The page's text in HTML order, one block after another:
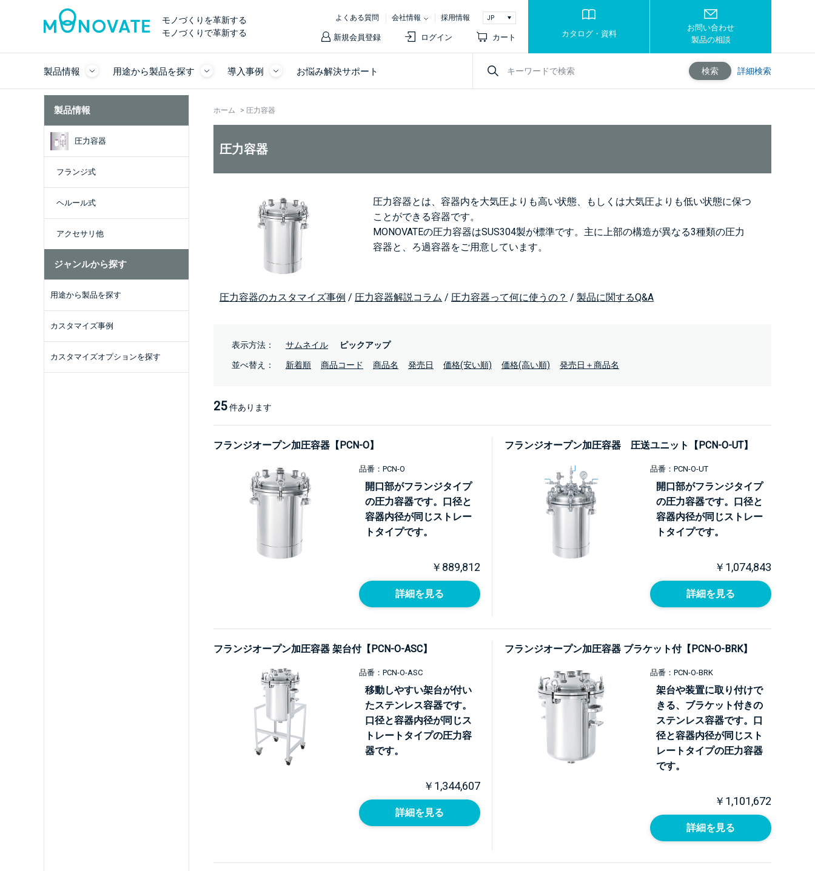
モノづくりを革新する
モノづくりで革新する
よくある質問 会社情報 採用情報
新規会員登録 ログイン カート カタログ・資料
お問い合わせ
製品の相談
製品情報 用途から製品を探す 導入事例 お悩み解決サポート 検索 詳細検索
製品情報
圧力容器
フランジ式
ヘルール式
アクセサリ他
ジャンルから探す
用途から製品を探す
カスタマイズ事例
カスタマイズオプションを探す
ホーム > 圧力容器
圧力容器
圧力容器とは、容器内を大気圧よりも高い状態、もしくは大気圧よりも低い状態に保つ
ことができる容器です。
MONOVATEの圧力容器はSUS304製が標準です。主に上部の構造が異なる3種類の圧力
容器と、ろ過容器をご用意しています。
圧力容器のカスタマイズ事例 / 圧力容器解説コラム / 圧力容器って何に使うの？ / 製品に関するQ&A
表示方法： サムネイル ピックアップ
並べ替え： 新着順 商品コード 商品名 発売日 価格(安い順) 価格(高い順) 発売日＋商品名
25 件あります
フランジオープン加圧容器【PCN-O】
品番：PCN-O
開口部がフランジタイプ
の圧力容器です。口径と
容器内径が同じストレー
トタイプです。
￥889,812
詳細を見る
フランジオープン加圧容器 圧送ユニット【PCN-O-UT】
品番：PCN-O-UT
開口部がフランジタイプ
の圧力容器です。口径と
容器内径が同じストレー
トタイプです。
￥1,074,843
詳細を見る
フランジオープン加圧容器 架台付【PCN-O-ASC】
品番：PCN-O-ASC
移動しやすい架台が付い
たステンレス容器です。
口径と容器内径が同じス
トレートタイプの圧力容
器です。
￥1,344,607
詳細を見る
フランジオープン加圧容器 ブラケット付【PCN-O-BRK】
品番：PCN-O-BRK
架台や装置に取り付けで
きる、ブラケット付きの
ステンレス容器です。口
径と容器内径が同じスト
レートタイプの圧力容器
です。
￥1,101,672
詳細を見る